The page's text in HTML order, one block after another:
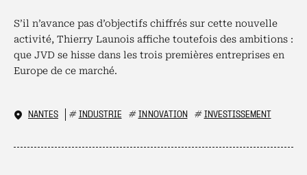
S’il n’avance pas d’objectifs chiffrés sur cette nouvelle
activité, Thierry Launois affiche toutefois des ambitions :
que JVD se hisse dans les trois premières entreprises en
Europe de ce marché.
NANTES # INDUSTRIE # INNOVATION # INVESTISSEMENT